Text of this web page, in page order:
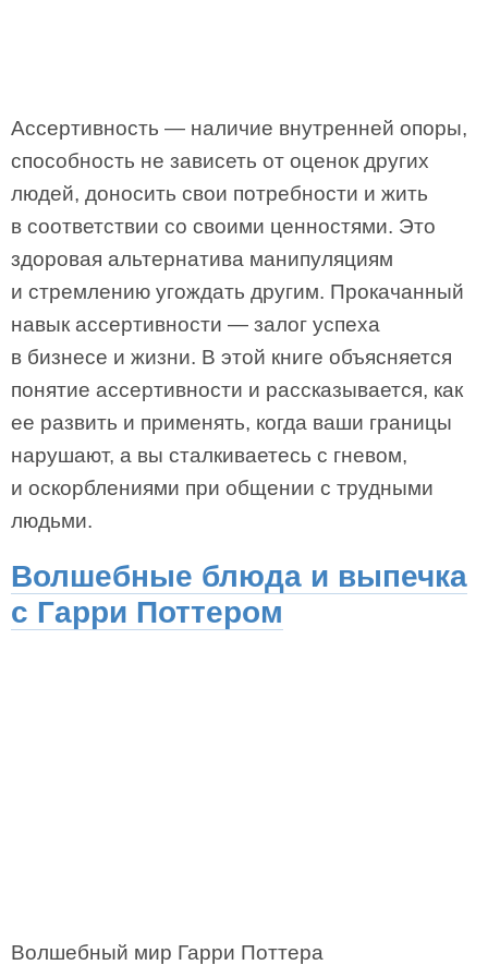
Ассертивность — наличие внутренней опоры,
способность не зависеть от оценок других
людей, доносить свои потребности и жить
в соответствии со своими ценностями. Это
здоровая альтернатива манипуляциям
и стремлению угождать другим. Прокачанный
навык ассертивности — залог успеха
в бизнесе и жизни. В этой книге объясняется
понятие ассертивности и рассказывается, как
ее развить и применять, когда ваши границы
нарушают, а вы сталкиваетесь с гневом,
и оскорблениями при общении с трудными
людьми.
Волшебные блюда и выпечка
с Гарри Поттером
Волшебный мир Гарри Поттера